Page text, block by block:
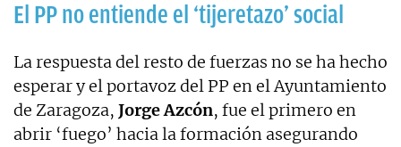
El PP no entiende el ‘tijeretazo’ social
La respuesta del resto de fuerzas no se ha hecho
esperar y el portavoz del PP en el Ayuntamiento
de Zaragoza, Jorge Azcón, fue el primero en
abrir ‘fuego’ hacia la formación asegurando